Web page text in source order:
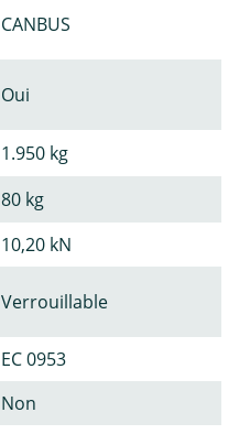
CANBUS
Oui
1.950 kg
80 kg
10,20 kN
Verrouillable
EC 0953
Non